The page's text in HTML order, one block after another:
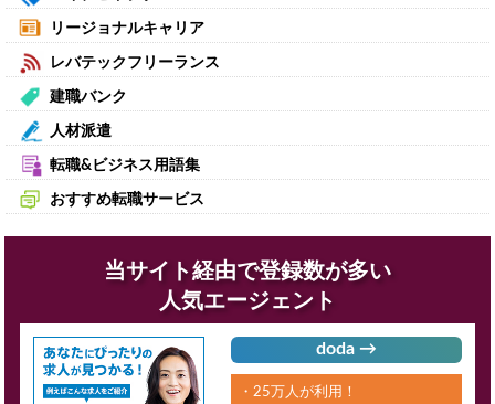
リージョナルキャリア
レバテックフリーランス
建職バンク
人材派遣
転職&ビジネス用語集
おすすめ転職サービス
当サイト経由で登録数が多い
人気エージェント
doda →
・25万人が利用！